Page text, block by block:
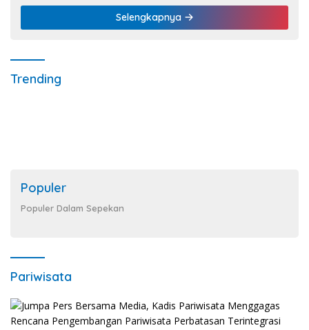
Selengkapnya
Trending
Populer
Populer Dalam Sepekan
Pariwisata